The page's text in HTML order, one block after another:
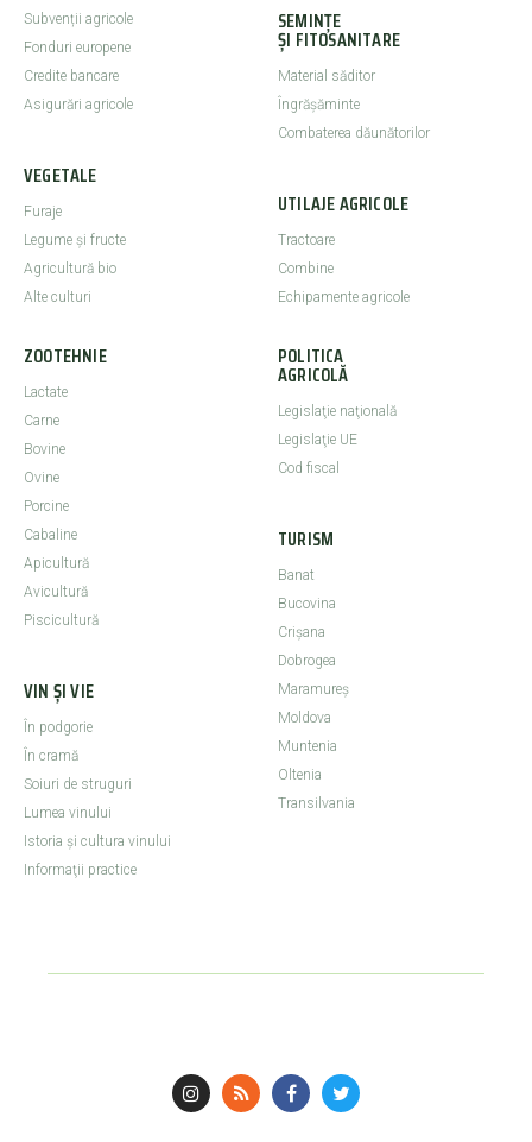
Subvenții agricole
Fonduri europene
Credite bancare
Asigurări agricole
VEGETALE
Furaje
Legume şi fructe
Agricultură bio
Alte culturi
SEMINȚE
ȘI FITOSANITARE
Material săditor
Îngrășăminte
Combaterea dăunătorilor
UTILAJE AGRICOLE
Tractoare
Combine
Echipamente agricole
ZOOTEHNIE
Lactate
Carne
Bovine
Ovine
Porcine
Cabaline
Apicultură
Avicultură
Piscicultură
VIN ȘI VIE
În podgorie
În cramă
Soiuri de struguri
Lumea vinului
Istoria şi cultura vinului
Informaţii practice
POLITICA
AGRICOLĂ
Legislaţie naţională
Legislaţie UE
Cod fiscal
TURISM
Banat
Bucovina
Crişana
Dobrogea
Maramureş
Moldova
Muntenia
Oltenia
Transilvania